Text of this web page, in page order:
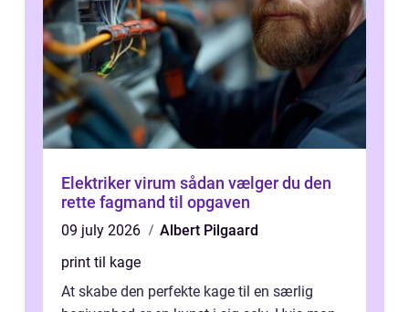
Elektriker virum sådan vælger du den
rette fagmand til opgaven
09 july 2026
Albert Pilgaard
print til kage
At skabe den perfekte kage til en særlig